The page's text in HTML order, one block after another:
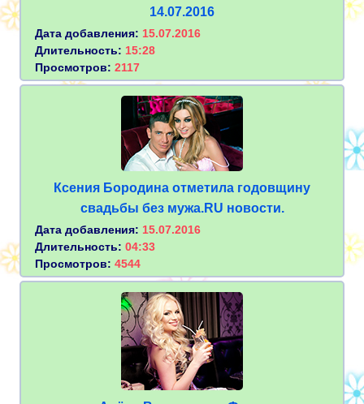
14.07.2016
Дата добавления: 15.07.2016
Длительность: 15:28
Просмотров: 2117
Ксения Бородина отметила годовщину
свадьбы без мужа.RU новости.
Дата добавления: 15.07.2016
Длительность: 04:33
Просмотров: 4544